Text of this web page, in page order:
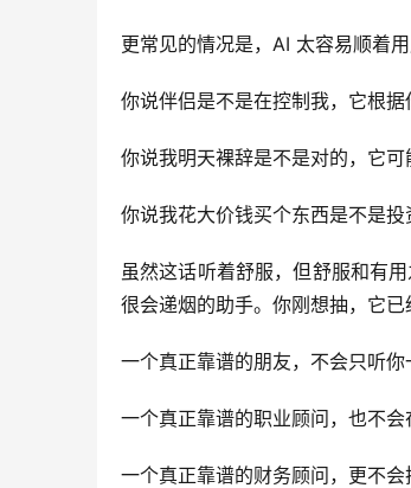
更常见的情况是，AI 太容易顺着用
你说伴侣是不是在控制我，它根据
你说我明天裸辞是不是对的，它可
你说我花大价钱买个东西是不是投
虽然这话听着舒服，但舒服和有
很会递烟的助手。你刚想抽，它已
一个真正靠谱的朋友，不会只听你
一个真正靠谱的职业顾问，也不会
一个真正靠谱的财务顾问，更不会